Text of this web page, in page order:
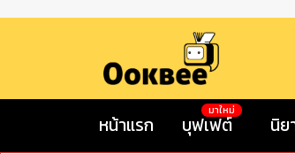
หน้าแรก บุฟเฟต์
มาใหม่
นิย